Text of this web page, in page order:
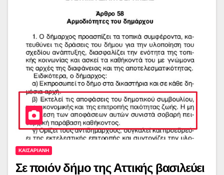
ΚΑΙΣΑΡΙΑΝΗ
Σε ποιόν δήμο της Αττικής βασιλεύει